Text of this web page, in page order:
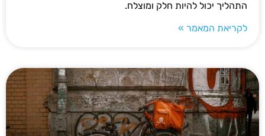
התהליך יכול להיות חלק ומוצלח.
לקריאת המאמר »